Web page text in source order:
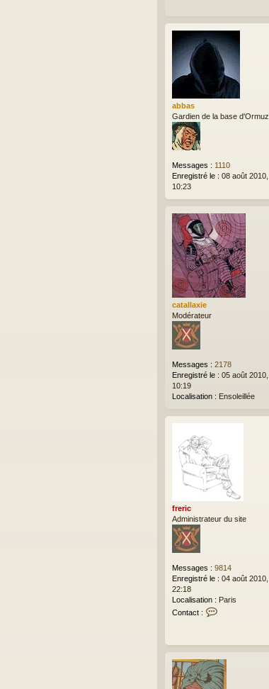
abbas
Gardien de la base d'Ormuz
Messages : 1110
Enregistré le : 08 août 2010,
10:23
catallaxie
Modérateur
Messages : 2178
Enregistré le : 05 août 2010,
10:19
Localisation : Ensoleillée
freric
Administrateur du site
Messages : 9814
Enregistré le : 04 août 2010,
22:18
Localisation : Paris
Contact :
c
t
e